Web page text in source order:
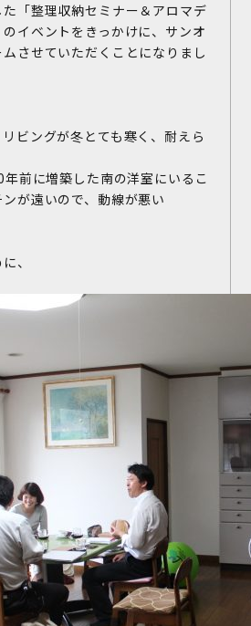
「整理収納セミナー＆アロマデ
イベントをきっかけに、サンオ
させていただくことになりまし
ビングが冬とても寒く、耐えら
前に増築した南の洋室にいるこ
が遠いので、動線が悪い
、